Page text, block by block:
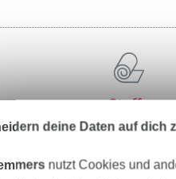
Stoffe
deine Daten auf dich
nutzt Cookies und